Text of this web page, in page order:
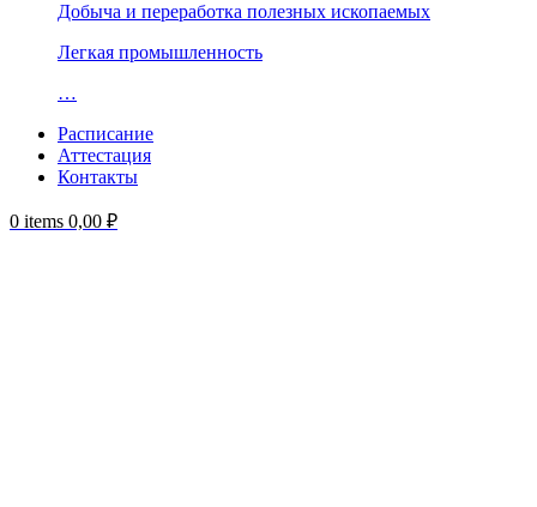
Добыча и переработка полезных ископаемых
Легкая промышленность
…
Расписание
Аттестация
Контакты
0 items 0,00 ₽